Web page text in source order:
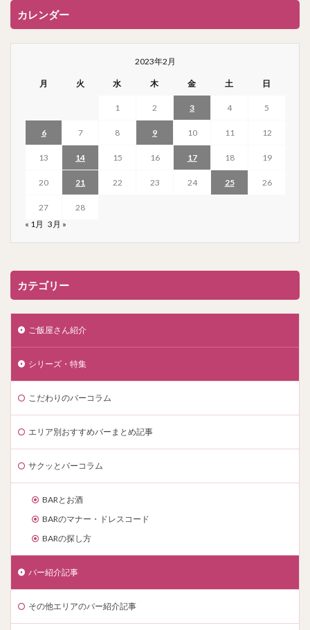
カレンダー
2023年2月
月 火 水 木 金 土 日
1 2 3 4 5
6 7 8 9 10 11 12
13 14 15 16 17 18 19
20 21 22 23 24 25 26
27
28
« 1月 3月 »
カテゴリー
ご飯屋さん紹介
シリーズ・特集
こだわりのバーコラム
エリア別おすすめバーまとめ記事
サクッとバーコラム
BARとお酒
BARのマナー・ドレスコード
BARの探し方
バー紹介記事
その他エリアのバー紹介記事